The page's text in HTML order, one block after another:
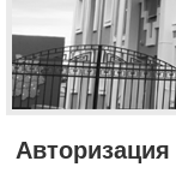
Авторизация